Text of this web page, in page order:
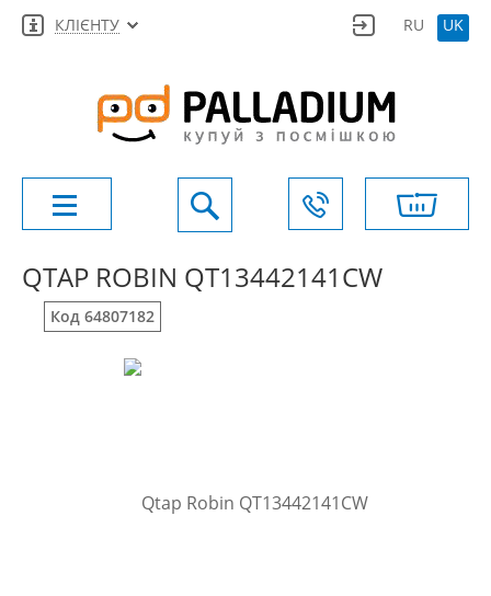
КЛІЄНТУ RU UK
QTAP ROBIN QT13442141CW
Код 64807182